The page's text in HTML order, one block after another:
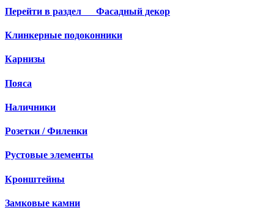
Перейти в раздел Фасадный декор
Клинкерные подоконники
Карнизы
Пояса
Наличники
Розетки / Филенки
Рустовые элементы
Кронштейны
Замковые камни